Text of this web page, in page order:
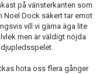
på vänsterkanten som
Noel Dock säkert tar emot
vill vi gärna äga lite
men är väldigt nöjda
hota oss flera gånger